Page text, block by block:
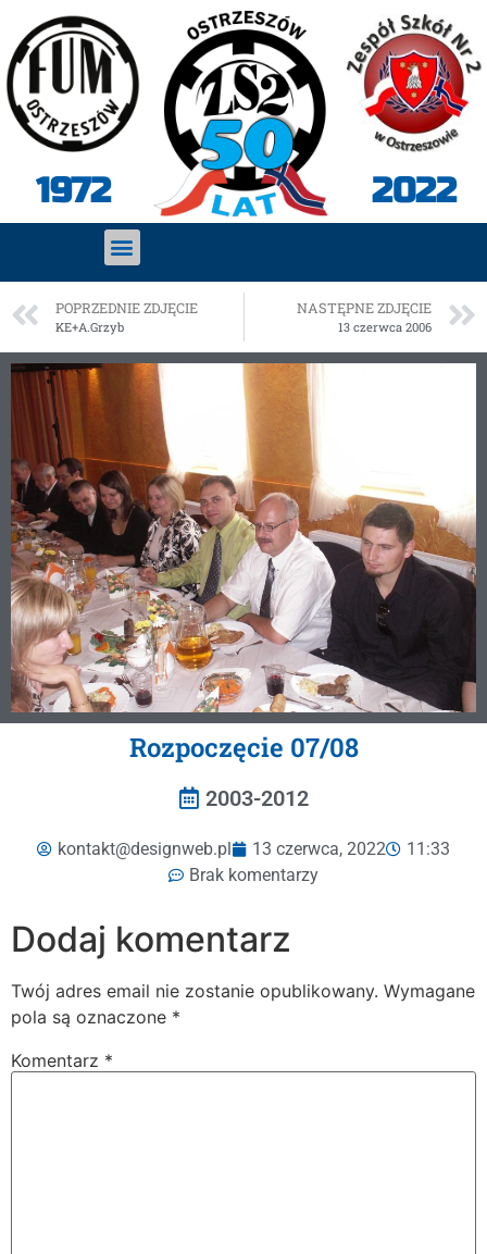
1972 2022
POPRZEDNIE ZDJĘCIE
KE+A.Grzyb
NASTĘPNE ZDJĘCIE
13 czerwca 2006
Rozpoczęcie 07/08
2003-2012
kontakt@designweb.pl 13 czerwca, 2022
11:33
Brak komentarzy
Dodaj komentarz
Twój adres email nie zostanie opublikowany. Wymagane
pola są oznaczone *
Komentarz *